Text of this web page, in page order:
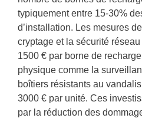
typiquement entre 15-30%
d’installation. Les mesures
cryptage et la sécurité
1500 € par borne de
physique comme la
boîtiers résistants au
3000 € par unité. Ces
par la réduction des